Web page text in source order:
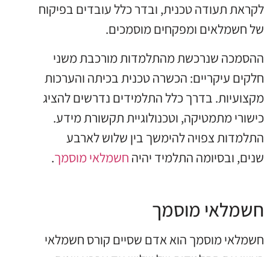
לקראת תעודה טכנית, ובדר כלל עובדים בפיקוח
של חשמלאים ומפקחים מוסמכים.
ההסמכה שנרכשת מהתלמדות מורכבת משני
חלקים עיקריים: הכשרה טכנית בכיתה והערכות
מקצועיות. בדרך כלל התלמידים נדרשים להציג
כישורי מתמטיקה, וטכנולוגיית תקשורת מידע.
התלמדות צפויה להימשך בין שלוש לארבע
שנים, ובסיומה התלמיד יהיה חשמלאי מוסמך.
חשמלאי מוסמך
חשמלאי מוסמך הוא אדם שסיים קורס חשמלאי